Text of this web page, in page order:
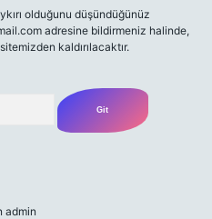
olduğunu düşündüğünüz
adresine bildirmeniz halinde,
kaldırılacaktır.
admin